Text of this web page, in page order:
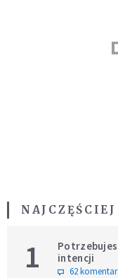
1
intencji
62